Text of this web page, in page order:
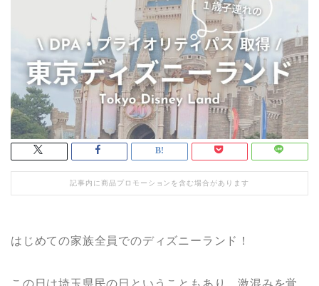
記事内に商品プロモーションを含む場合があります
はじめての家族全員でのディズニーランド！